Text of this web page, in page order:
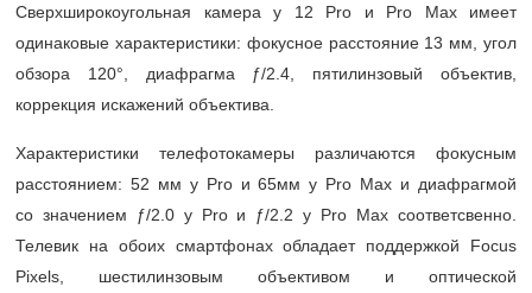
Сверхширокоугольная камера у 12 Pro и Pro Max имеет
одинаковые характеристики: фокусное расстояние 13 мм, угол
обзора 120°, диафрагма ƒ/2.4, пятилинзовый объектив,
коррекция искажений объектива.
Характеристики телефотокамеры различаются фокусным
расстоянием: 52 мм у Pro и 65мм у Pro Max и диафрагмой
со значением ƒ/2.0 у Pro и ƒ/2.2 у Pro Max соответсвенно.
Телевик на обоих смартфонах обладает поддержкой Focus
Pixels, шестилинзовым объективом и оптической